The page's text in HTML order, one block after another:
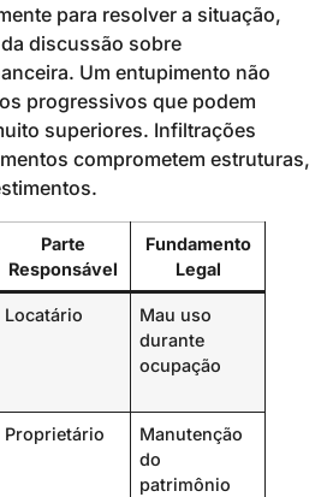
para resolver a situação,
discussão sobre
Um entupimento não
progressivos que podem
superiores. Infiltrações
comprometem estruturas,
Parte
Responsável
Fundamento
Legal
Locatário
Mau uso
durante
ocupação
Proprietário
Manutenção
do
patrimônio